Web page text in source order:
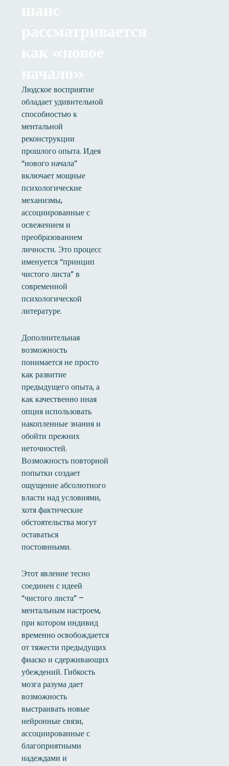
шанс
рассматривается
как «новое
начало»
Людское восприятие
обладает удивительной
способностью к
ментальной
реконструкции
прошлого опыта. Идея
“нового начала”
включает мощные
психологические
механизмы,
ассоциированные с
освежением и
преобразованием
личности. Это процесс
именуется “принцип
чистого листа” в
современной
психологической
литературе.
Дополнительная
возможность
понимается не просто
как развитие
предыдущего опыта, а
как качественно иная
опция использовать
накопленные знания и
обойти прежних
неточностей.
Возможность повторной
попытки создает
ощущение абсолютного
власти над условиями,
хотя фактические
обстоятельства могут
оставаться
постоянными.
Этот явление тесно
соединен с идеей
“чистого листа” –
ментальным настроем,
при котором индивид
временно освобождается
от тяжести предыдущих
фиаско и сдерживающих
убеждений. Гибкость
мозга разума дает
возможность
выстраивать новые
нейронные связи,
ассоциированные с
благоприятными
надеждами и